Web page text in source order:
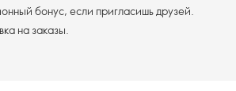
бонус, если пригласишь друзей.
на заказы.